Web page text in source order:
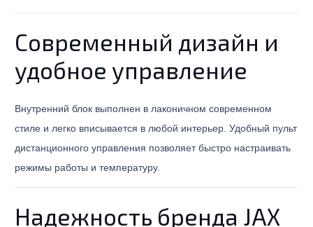
Современный дизайн и
удобное управление
Внутренний блок выполнен в лаконичном современном
стиле и легко вписывается в любой интерьер. Удобный пульт
дистанционного управления позволяет быстро настраивать
режимы работы и температуру.
Надежность бренда JAX